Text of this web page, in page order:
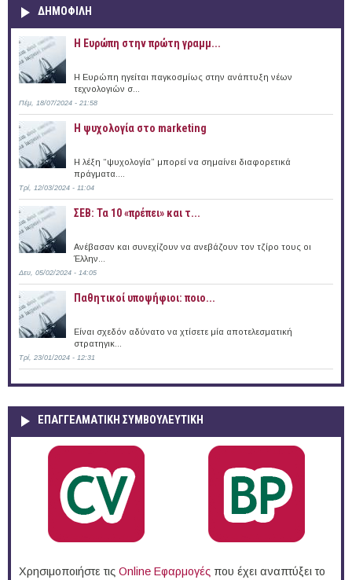
ΔΗΜΟΦΙΛΗ
Η Ευρώπη στην πρώτη γραμμ...
Η Ευρώπη ηγείται παγκοσμίως στην ανάπτυξη νέων
τεχνολογιών σ...
Πέμ, 18/07/2024 - 21:58
Η ψυχολογία στο marketing
Η λέξη “ψυχολογία” μπορεί να σημαίνει διαφορετικά
πράγματα....
Τρί, 12/03/2024 - 11:04
ΣΕΒ: Τα 10 «πρέπει» και τ...
Ανέβασαν και συνεχίζουν να ανεβάζουν τον τζίρο τους οι
Έλλην...
Δευ, 05/02/2024 - 14:05
Παθητικοί υποψήφιοι: ποιο...
Είναι σχεδόν αδύνατο να χτίσετε μία αποτελεσματική
στρατηγικ...
Τρί, 23/01/2024 - 12:31
ΕΠΑΓΓΕΛΜΑΤΙΚΉ ΣΥΜΒΟΥΛΕΥΤΙΚΉ
Χρησιμοποιήστε τις Online Eφαρμογές που έχει αναπτύξει το